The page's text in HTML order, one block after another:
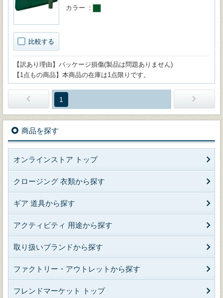
比較する
カラー
【訳あり理由】パッケージ損傷(製品は問題ありません)
【1点もの商品】本商品の在庫は1点限りです。
1
商品を探す
オンラインストア トップ
クロージング 衣類から探す
ギア 道具から探す
アクティビティ 用途から探す
取り扱いブランドから探す
ファクトリー・アウトレットから探す
フレンドマーケット トップ